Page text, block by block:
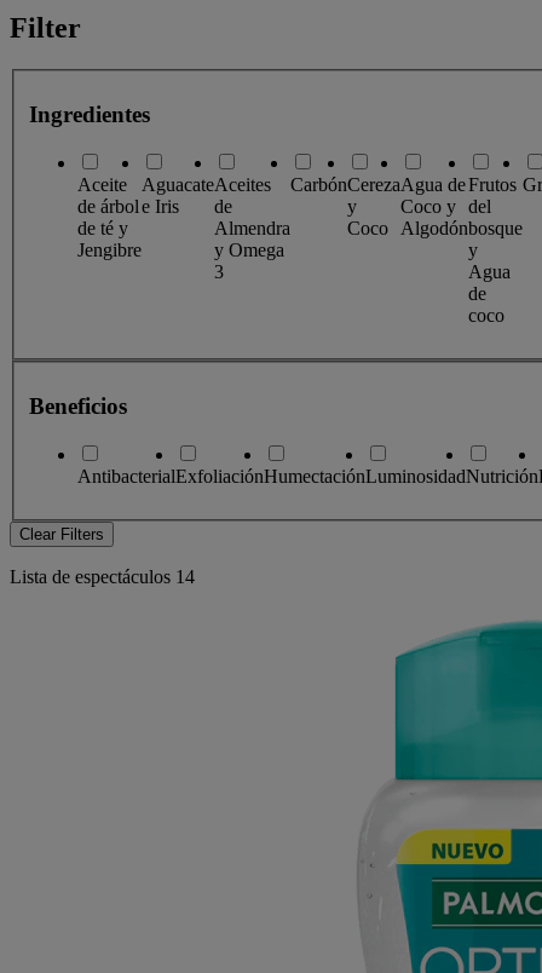
Filter
Ingredientes
Aceite
de árbol
de té y
Jengibre
Aguacate
e Iris
Aceites
de
Almendra
y Omega
3
CarbónCereza
y
Coco
Agua de
Coco y
Algodón
Frutos
del
bosque
y
Agua
de
coco
Beneficios
AntibacterialExfoliaciónHumectaciónLuminosidadNutrición
Clear Filters
Lista de espectáculos 14